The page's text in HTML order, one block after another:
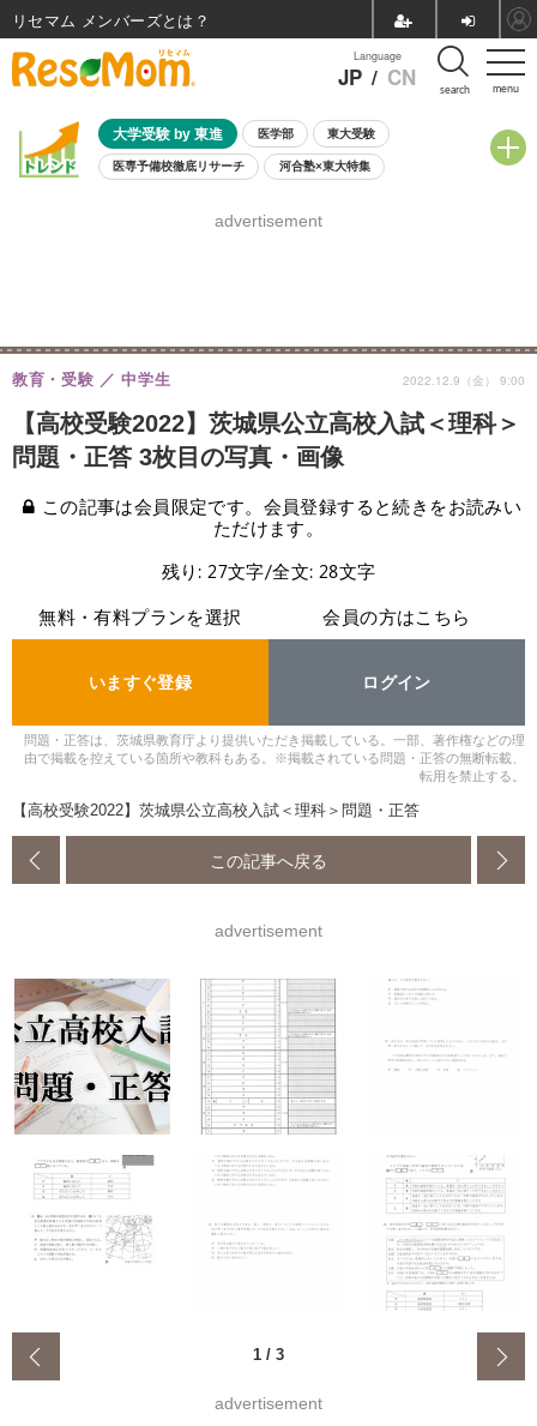
menu
Language
JP / CN search
大学受験 by 東進 医学部 東大受験
医専予備校徹底リサーチ 河合塾×東大特集
8月開催学校説明会・相談会
advertisement
【高校受験2022】茨城県公立高校入試＜理科＞
問題・正答 3枚目の写真・画像
教育・受験 中学生 2022.12.9（金） 9:00
この記事は会員限定です。会員登録すると続きをお読みい
ただけます。
残り: 27文字/全文: 28文字
無料・有料プランを選択
いますぐ登録
会員の方はこちら
ログイン
問題・正答は、茨城県教育庁より提供いただき掲載している。一部、著作権などの理
由で掲載を控えている箇所や教科もある。※掲載されている問題・正答の無断転載、
転用を禁止する。
【高校受験2022】茨城県公立高校入試＜理科＞問題・正答
この記事へ戻る
advertisement
1 / 3
advertisement
リセマム メンバーズ